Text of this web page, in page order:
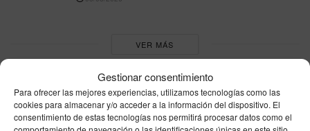
Gestionar consentimiento
Para ofrecer las mejores experiencias, utilizamos tecnologías como las
cookies para almacenar y/o acceder a la información del dispositivo. El
consentimiento de estas tecnologías nos permitirá procesar datos como el
VER MÁS
Última hora